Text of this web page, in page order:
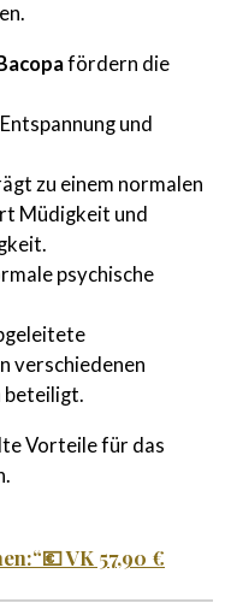
fördern die
und
zu einem normalen
Müdigkeit und
psychische
verschiedenen
beteiligt.
Vorteile für das
💶VK 57,90 €